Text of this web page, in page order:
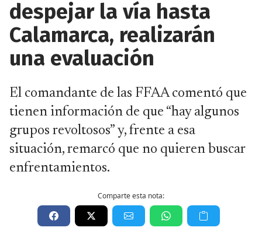
despejar la vía hasta
Calamarca, realizarán
una evaluación
El comandante de las FFAA comentó que
tienen información de que “hay algunos
grupos revoltosos” y, frente a esa
situación, remarcó que no quieren buscar
enfrentamientos.
Comparte esta nota: